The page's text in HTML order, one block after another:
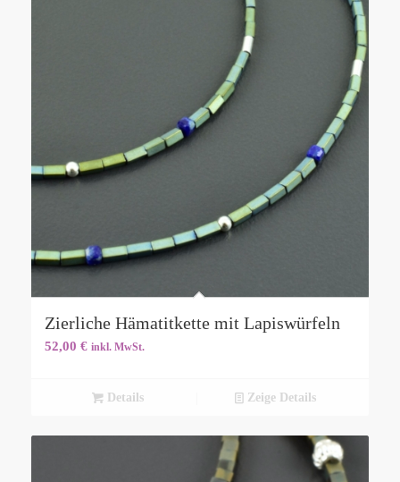
Zierliche Hämatitkette mit Lapiswürfeln
52,00 € inkl. MwSt.
Details Zeige Details